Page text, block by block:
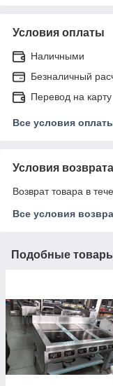
Условия оплаты
Наличными
Безналичный
Перевод на карту
Все условия
Условия возврата
Возврат товара в
Все условия
Подобные